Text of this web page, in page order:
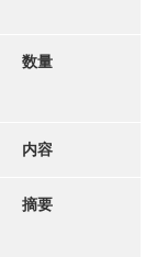
数量
内容
摘要